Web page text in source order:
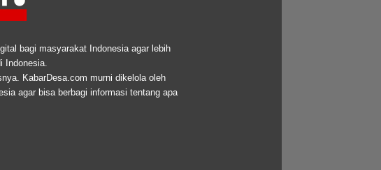
bagi masyarakat Indonesia agar lebih
Indonesia.
KabarDesa.com murni dikelola oleh
agar bisa berbagi informasi tentang apa